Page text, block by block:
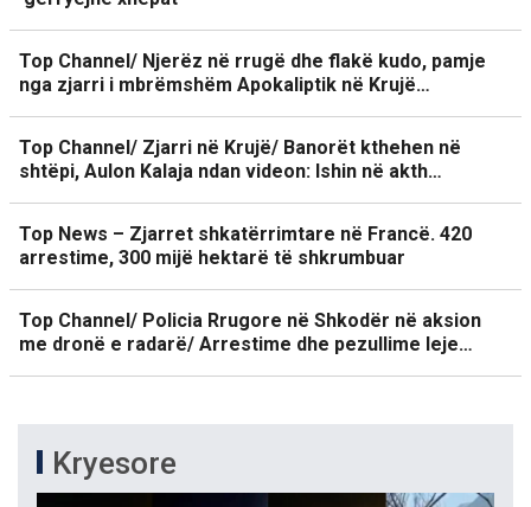
Top Channel/ Njerëz në rrugë dhe flakë kudo, pamje
nga zjarri i mbrëmshëm Apokaliptik në Krujë…
Top Channel/ Zjarri në Krujë/ Banorët kthehen në
shtëpi, Aulon Kalaja ndan videon: Ishin në akth…
Top News – Zjarret shkatërrimtare në Francë. 420
arrestime, 300 mijë hektarë të shkrumbuar
Top Channel/ Policia Rrugore në Shkodër në aksion
me dronë e radarë/ Arrestime dhe pezullime leje…
Kryesore